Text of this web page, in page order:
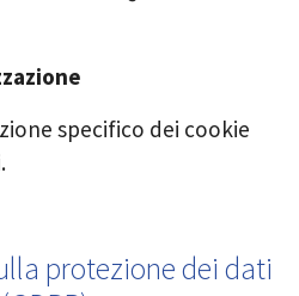
specifico dei cookie
protezione dei dati